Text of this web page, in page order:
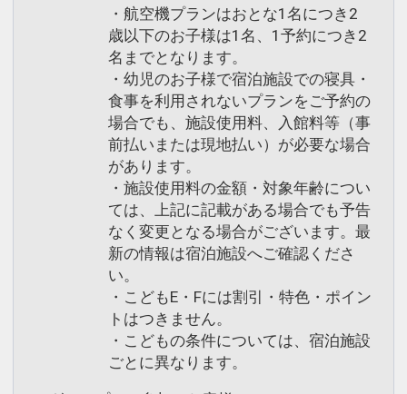
・航空機プランはおとな1名につき2
歳以下のお子様は1名、1予約につき2
名までとなります。
・幼児のお子様で宿泊施設での寝具・
食事を利用されないプランをご予約の
場合でも、施設使用料、入館料等（事
前払いまたは現地払い）が必要な場合
があります。
・施設使用料の金額・対象年齢につい
ては、上記に記載がある場合でも予告
なく変更となる場合がございます。最
新の情報は宿泊施設へご確認くださ
い。
・こどもE・Fには割引・特色・ポイン
トはつきません。
・こどもの条件については、宿泊施設
ごとに異なります。